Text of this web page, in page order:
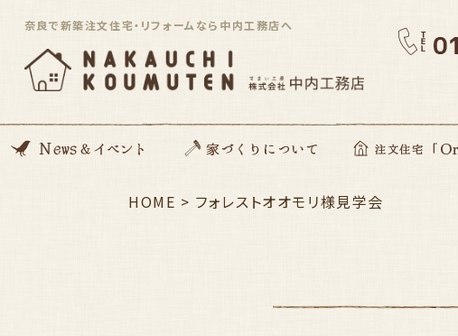
奈良で新築注文住宅・リフォームなら中内工務店へ
住んでる住まい見学会 家づくりの想い
動画コンテンツ
私たちがつくる家
家づくりの流れ
ZEH住宅
SDGsへの取り組み
資金のこと
安心サポート 注文住宅「Original」
平屋住宅
HOME > フォレストオオモリ様見学会